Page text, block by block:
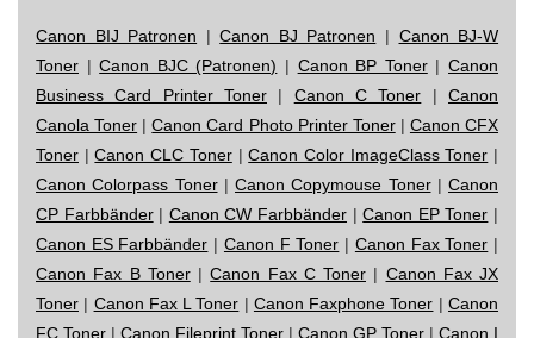
Canon BIJ Patronen |Canon BJ Patronen | Canon BJ-W
Toner |Canon BJC (Patronen) | Canon BP Toner|Canon
Business Card Printer Toner | Canon C Toner |Canon
Canola Toner |Canon Card Photo Printer Toner| Canon CFX
Toner |Canon CLC Toner|Canon Color ImageClass Toner |
Canon Colorpass Toner| Canon Copymouse Toner| Canon
CP Farbbänder| Canon CW Farbbänder |Canon EP Toner |
Canon ES Farbbänder | Canon F Toner | Canon Fax Toner |
Canon Fax B Toner|Canon Fax C Toner | Canon Fax JX
Toner | Canon Fax L Toner | Canon Faxphone Toner |Canon
FC Toner | Canon Fileprint Toner | Canon GP Toner | Canon I